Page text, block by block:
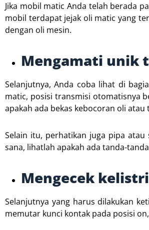
Jika mobil matic Anda telah berada
mobil terdapat jejak oli matic yang
dengan oli mesin.
Mengamati unik
Selanjutnya, Anda coba lihat di
matic, posisi transmisi otomatisnya
apakah ada bekas kebocoran oli atau
Selain itu, perhatikan juga pipa
sana, lihatlah apakah ada tanda-
Mengecek
Selanjutnya yang harus dilakukan
memutar kunci kontak pada posisi